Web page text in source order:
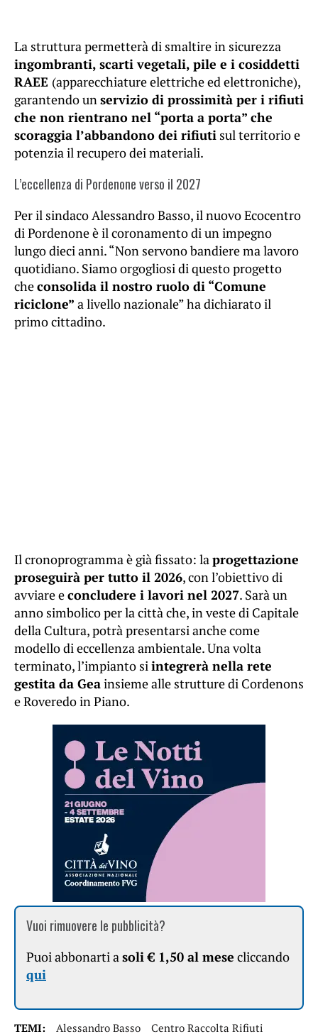
La struttura permetterà di smaltire in sicurezza
ingombranti, scarti vegetali, pile e i cosiddetti
RAEE (apparecchiature elettriche ed elettroniche),
garantendo un servizio di prossimità per i rifiuti
che non rientrano nel “porta a porta” che
scoraggia l’abbandono dei rifiuti sul territorio e
potenzia il recupero dei materiali.
L’eccellenza di Pordenone verso il 2027
Per il sindaco Alessandro Basso, il nuovo Ecocentro
di Pordenone è il coronamento di un impegno
lungo dieci anni. “Non servono bandiere ma lavoro
quotidiano. Siamo orgogliosi di questo progetto
checonsolida il nostro ruolo di “Comune
riciclone” a livello nazionale” ha dichiarato il
primo cittadino.
Il cronoprogramma è già fissato: la progettazione
proseguirà per tutto il 2026, con l’obiettivo di
avviare econcludere i lavori nel 2027. Sarà un
anno simbolico per la città che, in veste di Capitale
della Cultura, potrà presentarsi anche come
modello di eccellenza ambientale. Una volta
terminato, l’impianto si integrerà nella rete
gestita da Geainsieme alle strutture di Cordenons
e Roveredo in Piano.
Vuoi rimuovere le pubblicità?
Puoi abbonarti a soli € 1,50 al mese cliccando
qui
TEMI: Alessandro Basso
Centro Raccolta Rifiuti